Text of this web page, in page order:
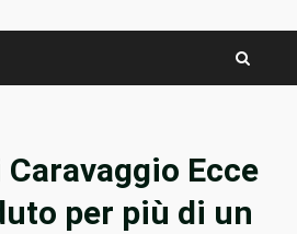
Ecce
per più di un